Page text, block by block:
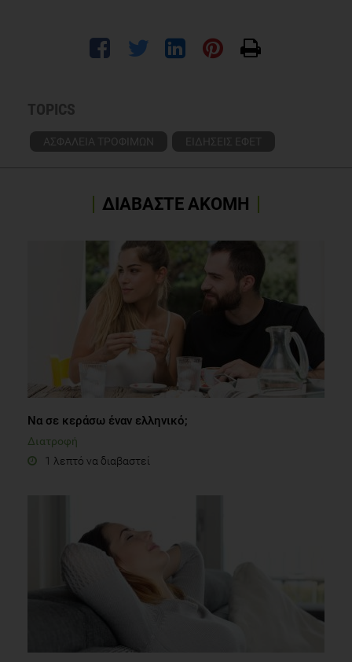
TOPICS
ΑΣΦΑΛΕΙΑ ΤΡΟΦΙΜΩΝ ΕΙΔΗΣΕΙΣ ΕΦΕΤ
ΔΙΑΒΑΣΤΕ ΑΚΟΜΗ
Να σε κεράσω έναν ελληνικό;
Διατροφή
1 λεπτό να διαβαστεί